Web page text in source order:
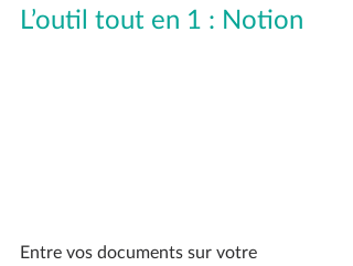
L’outil tout en 1 : Notion
Entre vos documents sur votre